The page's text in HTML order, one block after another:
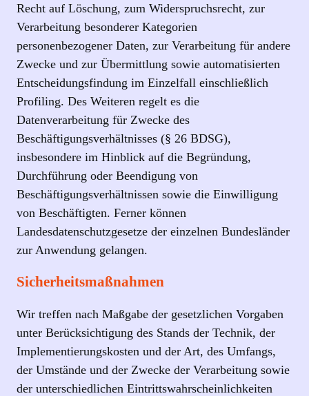
Recht auf Löschung, zum Widerspruchsrecht, zur
Verarbeitung besonderer Kategorien
personenbezogener Daten, zur Verarbeitung für andere
Zwecke und zur Übermittlung sowie automatisierten
Entscheidungsfindung im Einzelfall einschließlich
Profiling. Des Weiteren regelt es die
Datenverarbeitung für Zwecke des
Beschäftigungsverhältnisses (§ 26 BDSG),
insbesondere im Hinblick auf die Begründung,
Durchführung oder Beendigung von
Beschäftigungsverhältnissen sowie die Einwilligung
von Beschäftigten. Ferner können
Landesdatenschutzgesetze der einzelnen Bundesländer
zur Anwendung gelangen.
Sicherheitsmaßnahmen
Wir treffen nach Maßgabe der gesetzlichen Vorgaben
unter Berücksichtigung des Stands der Technik, der
Implementierungskosten und der Art, des Umfangs,
der Umstände und der Zwecke der Verarbeitung sowie
der unterschiedlichen Eintrittswahrscheinlichkeiten